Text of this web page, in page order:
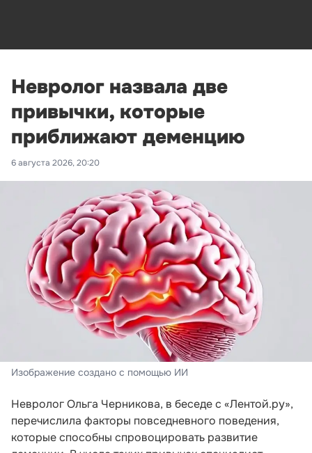
Невролог назвала две
привычки, которые
приближают деменцию
6 августа 2026, 20:20
Изображение создано с помощью ИИ
Невролог Ольга Черникова, в беседе с «Лентой.ру»,
перечислила факторы повседневного поведения,
которые способны спровоцировать развитие